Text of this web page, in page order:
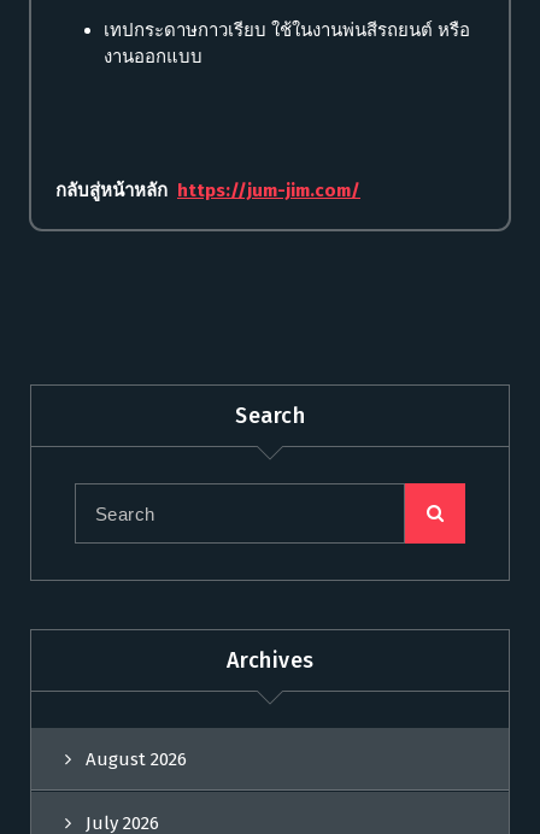
เทปกระดาษกาวเรียบ ใช้ในงานพ่นสีรถยนต์ หรือ
งานออกแบบ
กลับสู่หน้าหลัก https://jum-jim.com/
Search
Archives
August 2026
July 2026